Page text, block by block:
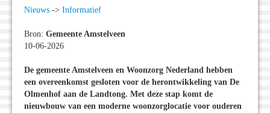
Nieuws -> Informatief
Bron: Gemeente Amstelveen
10-06-2026
De gemeente Amstelveen en Woonzorg Nederland hebben
een overeenkomst gesloten voor de herontwikkeling van De
Olmenhof aan de Landtong. Met deze stap komt de
nieuwbouw van een moderne woonzorglocatie voor ouderen